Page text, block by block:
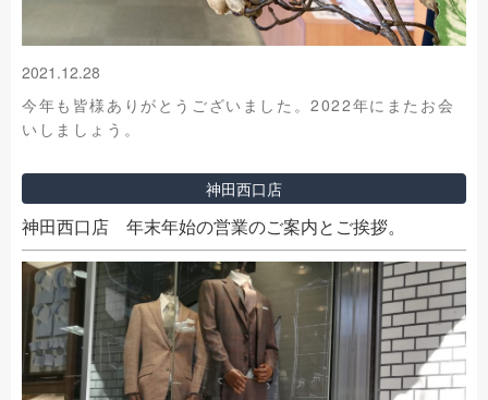
2021.12.28
今年も皆様ありがとうございました。2022年にまたお会
いしましょう。
神田西口店
神田西口店 年末年始の営業のご案内とご挨拶。